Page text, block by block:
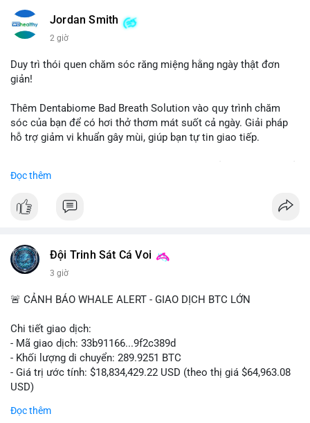
$btc $eth
#vlikevn #titanbot
Jordan Smith
2 giờ
Duy trì thói quen chăm sóc răng miệng hằng ngày thật đơn
giản!
Thêm Dentabiome Bad Breath Solution vào quy trình chăm
sóc của bạn để có hơi thở thơm mát suốt cả ngày. Giải pháp
hỗ trợ giảm vi khuẩn gây mùi, giúp bạn tự tin giao tiếp.
lớn cho nụ cười khỏe mạnh.
#dentabiome #badbreathsolution
Đọc thêm
Đội Trinh Sát Cá Voi
3 giờ
🚨 CẢNH BÁO WHALE ALERT - GIAO DỊCH BTC LỚN
Chi tiết giao dịch:
- Mã giao dịch: 33b91166...9f2c389d
- Khối lượng di chuyển: 289.9251 BTC
- Giá trị ước tính: $18,834,429.22 USD (theo thị giá $64,963.08
USD)
Đọc thêm